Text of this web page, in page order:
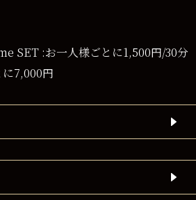
SET :お一人様ごとに1,500円/30分
7,000円